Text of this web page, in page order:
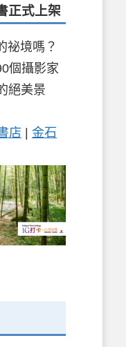
正式上架
祕境嗎？
個攝影家
絕美景
店 | 金石